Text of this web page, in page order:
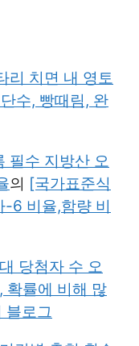
리 치면 내 영토
수, 빵때림, 완
필수 지방산 오
의 [국가표준식
6 비율,함량 비
당첨자 수 오
확률에 비해 많
블로그